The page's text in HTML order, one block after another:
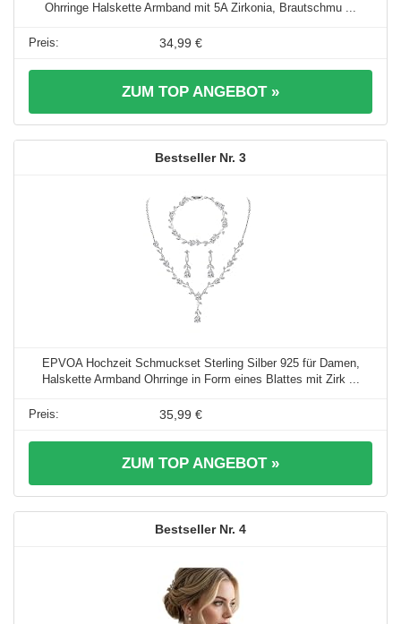
Ohrringe Halskette Armband mit 5A Zirkonia, Brautschmu ...
34,99 €
ZUM TOP ANGEBOT »
3
EPVOA Hochzeit Schmuckset Sterling Silber 925 für Damen,
Halskette Armband Ohrringe in Form eines Blattes mit Zirk ...
35,99 €
ZUM TOP ANGEBOT »
4